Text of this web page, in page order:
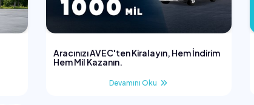
Aracınızı AVEC'ten Kiralayın, Hem İndirim
Hem Mil Kazanın.
Devamını Oku